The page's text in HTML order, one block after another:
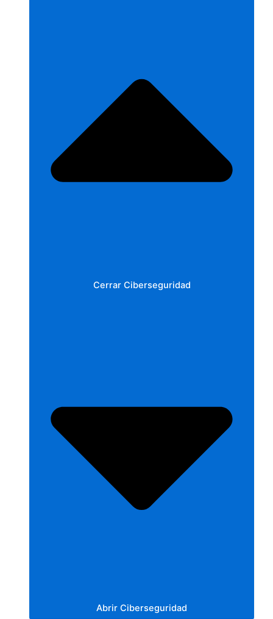
Cerrar Ciberseguridad
Abrir Ciberseguridad